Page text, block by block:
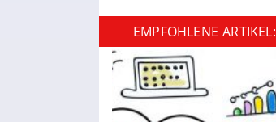
EMPFOHLENE ARTIKEL: